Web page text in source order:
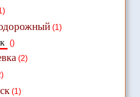
(1)
()
(2)
(1)